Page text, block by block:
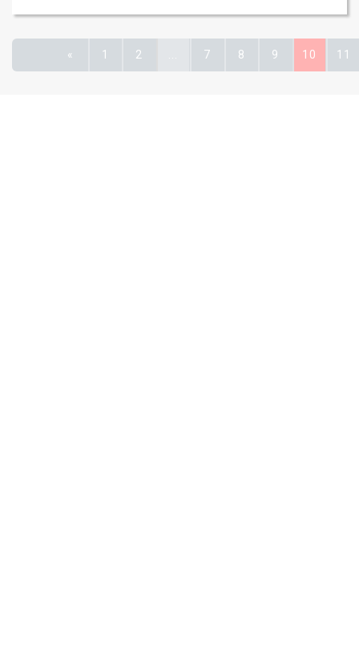
« 1 2 7 8 9 10 11